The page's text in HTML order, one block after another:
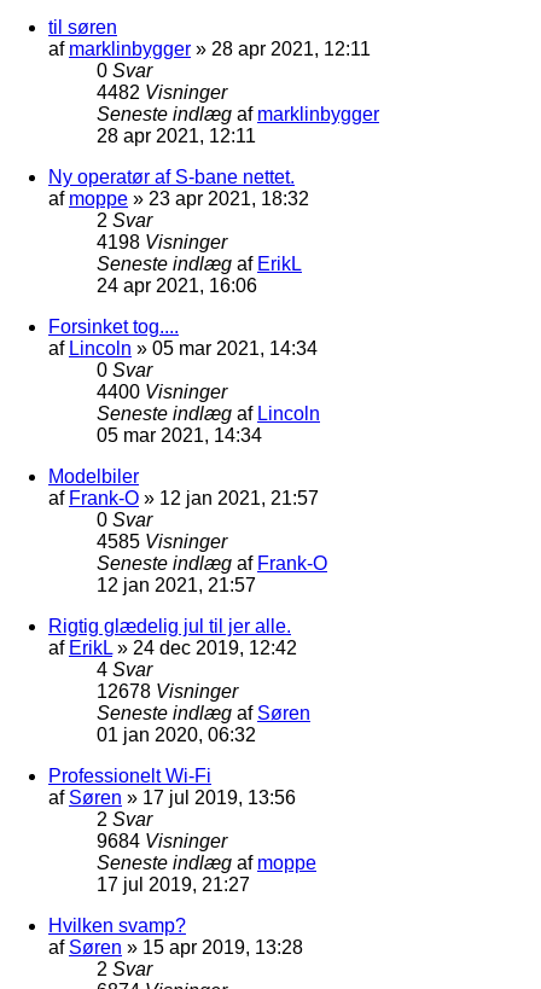
til søren
af marklinbygger » 28 apr 2021, 12:11
0 Svar
4482 Visninger
Seneste indlæg af marklinbygger
28 apr 2021, 12:11
Ny operatør af S-bane nettet.
af moppe » 23 apr 2021, 18:32
2 Svar
4198 Visninger
Seneste indlæg af ErikL
24 apr 2021, 16:06
Forsinket tog....
af Lincoln » 05 mar 2021, 14:34
0 Svar
4400 Visninger
Seneste indlæg af Lincoln
05 mar 2021, 14:34
Modelbiler
af Frank-O » 12 jan 2021, 21:57
0 Svar
4585 Visninger
Seneste indlæg af Frank-O
12 jan 2021, 21:57
Rigtig glædelig jul til jer alle.
af ErikL » 24 dec 2019, 12:42
4 Svar
12678 Visninger
Seneste indlæg af Søren
01 jan 2020, 06:32
Professionelt Wi-Fi
af Søren » 17 jul 2019, 13:56
2 Svar
9684 Visninger
Seneste indlæg af moppe
17 jul 2019, 21:27
Hvilken svamp?
af Søren » 15 apr 2019, 13:28
2 Svar